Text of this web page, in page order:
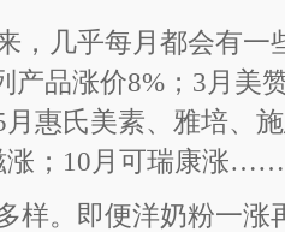
，几乎每月都会有一
产品涨价8%；3月美
惠氏美素、雅培、
涨；10月可瑞康涨……
样。即便洋奶粉一涨